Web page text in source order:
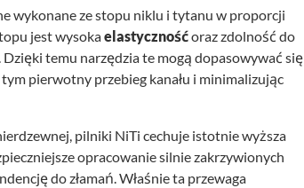
wykonane ze stopu niklu i tytanu w proporcji
jest wysokaelastycznośćoraz zdolność do
temu narzędzia te mogą dopasowywać się
pierwotny przebieg kanału i minimalizując
pilniki NiTi cechuje istotnie wyższa
opracowanie silnie zakrzywionych
do złamań. Właśnie ta przewaga